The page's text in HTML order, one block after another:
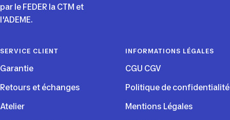
par le FEDER la CTM et
l'ADEME.
SERVICE CLIENT
Garantie
Retours et échanges
Atelier
INFORMATIONS LÉGALES
CGU CGV
Politique de confidentialité
Mentions Légales